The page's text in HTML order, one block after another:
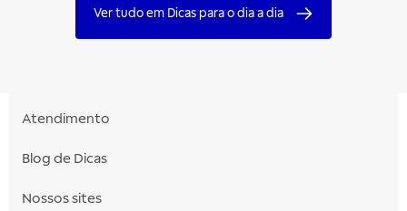
Ver tudo em Dicas para o dia a dia
Atendimento
Blog de Dicas
Nossos sites